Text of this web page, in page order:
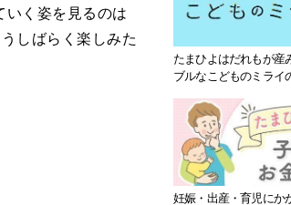
く姿を見るのは
しばらく楽しみた
たまひよはだれもが産
ブルなこどものミライ
妊娠・出産・育児にか